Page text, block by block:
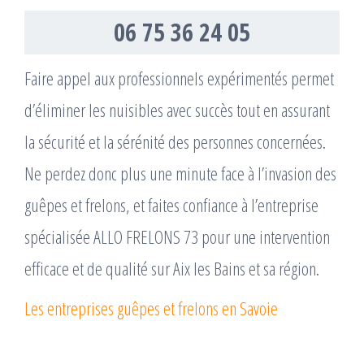
06 75 36 24 05
Faire appel aux professionnels expérimentés permet
d’éliminer les nuisibles avec succès tout en assurant
la sécurité et la sérénité des personnes concernées.
Ne perdez donc plus une minute face à l’invasion des
guêpes et frelons, et faites confiance à l’entreprise
spécialisée ALLO FRELONS 73 pour une intervention
efficace et de qualité sur Aix les Bains et sa région.
Les entreprises guêpes et frelons en Savoie